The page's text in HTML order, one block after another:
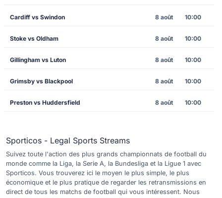
Cardiff vs Swindon 8 août 10:00
Stoke vs Oldham 8 août 10:00
Gillingham vs Luton 8 août 10:00
Grimsby vs Blackpool 8 août 10:00
Preston vs Huddersfield 8 août 10:00
Sporticos - Legal Sports Streams
Suivez toute l'action des plus grands championnats de football du
monde comme la Liga, la Serie A, la Bundesliga et la Ligue 1 avec
Sporticos. Vous trouverez ici le moyen le plus simple, le plus
économique et le plus pratique de regarder les retransmissions en
direct de tous les matchs de football qui vous intéressent. Nous